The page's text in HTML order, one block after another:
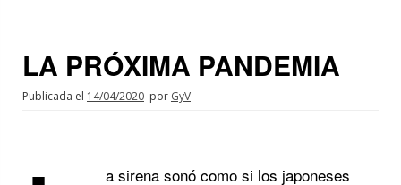
LA PRÓXIMA PANDEMIA
Publicada el 14/04/2020 por GyV
a sirena sonó como si los japoneses